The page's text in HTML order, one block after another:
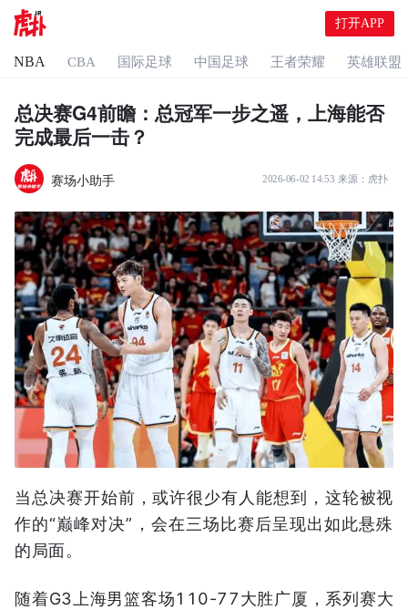
打开APP
NBA CBA 国际足球 中国足球 王者荣耀 英雄联盟
总决赛G4前瞻：总冠军一步之遥，上海能否
完成最后一击？
赛场小助手 2026-06-02 14:53 来源： 虎扑
当总决赛开始前，或许很少有人能想到，这轮被视
作的“巅峰对决”，会在三场比赛后呈现出如此悬殊
的局面。
随着G3上海男篮客场110-77大胜广厦，系列赛大